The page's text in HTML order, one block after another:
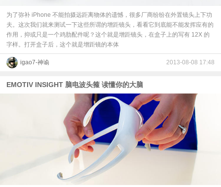
为了弥补 iPhone 不能拍摄远距离物体的遗憾，很多厂商纷纷在外置镜头上下功
夫。这次我们就来测试一下这些所谓的增距镜头，看看它到底能不能发挥应有的
作用，抑或只是一个鸡肋配件呢？这个就是增距镜头，在盒子上的写有 12X 的
字样。打开盒子后，这个就是增距镜的本体
igao7-神谕 2013-08-08 17:48
EMOTIV INSIGHT 脑电波头箍 读懂你的大脑